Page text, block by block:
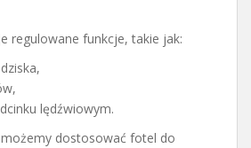
regulowane funkcje, takie jak:
lędźwiowym.
dostosować fotel do